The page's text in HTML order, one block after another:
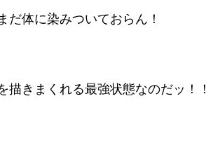
だ体に染みついておらん！
きまくれる最強状態なのだッ！！